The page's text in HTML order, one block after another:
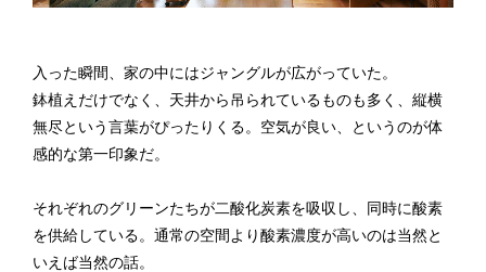
入った瞬間、家の中にはジャングルが広がっていた。
鉢植えだけでなく、天井から吊られているものも多く、縦横
無尽という言葉がぴったりくる。空気が良い、というのが体
感的な第一印象だ。
それぞれのグリーンたちが二酸化炭素を吸収し、同時に酸素
を供給している。通常の空間より酸素濃度が高いのは当然と
いえば当然の話。